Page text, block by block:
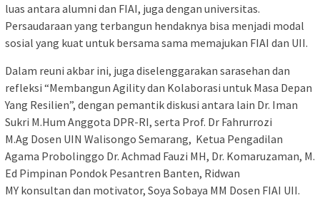
luas antara alumni dan FIAI, juga dengan universitas.
Persaudaraan yang terbangun hendaknya bisa menjadi modal
sosial yang kuat untuk bersama sama memajukan FIAI dan UII.
Dalam reuni akbar ini, juga diselenggarakan sarasehan dan
refleksi “Membangun Agility dan Kolaborasi untuk Masa Depan
Yang Resilien”, dengan pemantik diskusi antara lain Dr. Iman
Sukri M.Hum Anggota DPR-RI, serta Prof. Dr Fahrurrozi
M.Ag Dosen UIN Walisongo Semarang, Ketua Pengadilan
Agama Probolinggo Dr. Achmad Fauzi MH, Dr. Komaruzaman, M.
Ed Pimpinan Pondok Pesantren Banten, Ridwan
MY konsultan dan motivator, Soya Sobaya MM Dosen FIAI UII.